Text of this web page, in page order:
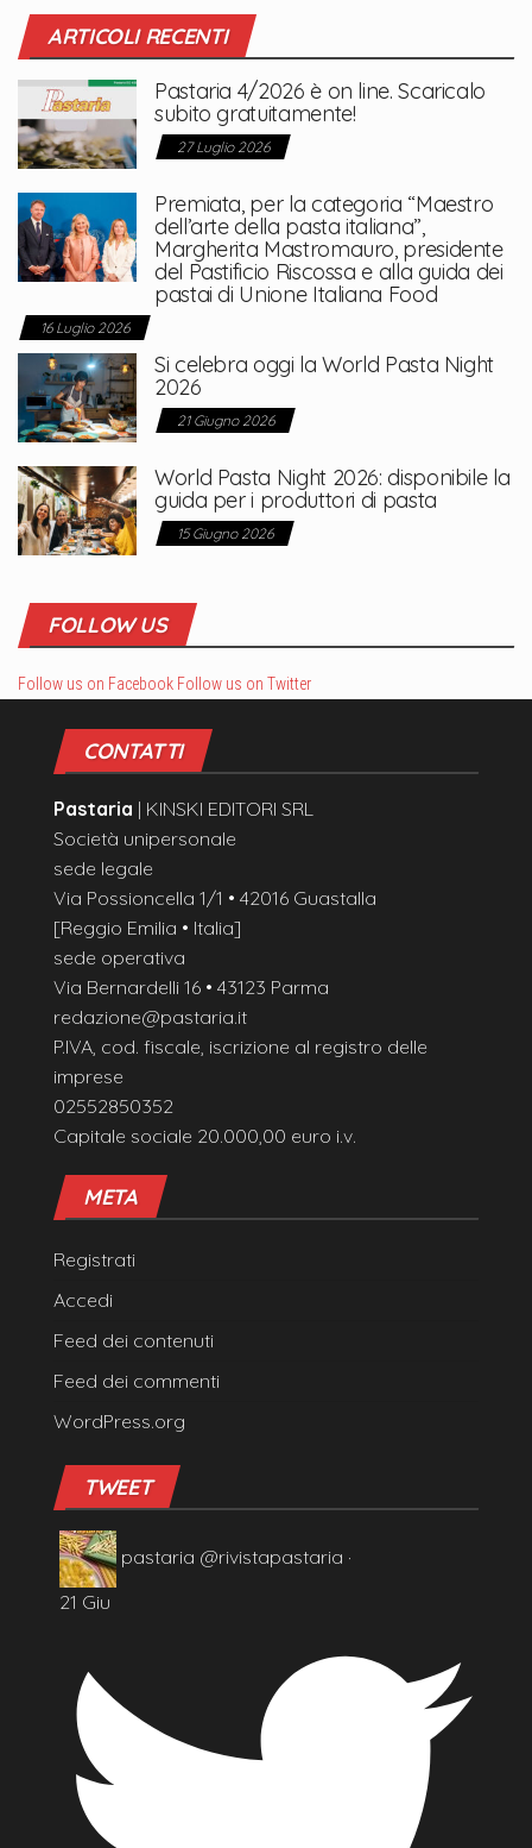
ARTICOLI RECENTI
Pastaria 4/2026 è on line. Scaricalo
subito gratuitamente!
27 Luglio 2026
Premiata, per la categoria “Maestro
dell’arte della pasta italiana”,
Margherita Mastromauro, presidente
del Pastificio Riscossa e alla guida dei
pastai di Unione Italiana Food
16 Luglio 2026
Si celebra oggi la World Pasta Night
2026
21 Giugno 2026
World Pasta Night 2026: disponibile la
guida per i produttori di pasta
15 Giugno 2026
FOLLOW US
Follow us on Facebook Follow us on Twitter
CONTATTI
Pastaria | KINSKI EDITORI SRL
Società unipersonale
sede legale
Via Possioncella 1/1 • 42016 Guastalla
[Reggio Emilia • Italia]
sede operativa
Via Bernardelli 16 • 43123 Parma
redazione@pastaria.it
P.IVA, cod. fiscale, iscrizione al registro delle
imprese
02552850352
Capitale sociale 20.000,00 euro i.v.
META
Registrati
Accedi
Feed dei contenuti
Feed dei commenti
WordPress.org
TWEET
pastaria @rivistapastaria ·
21 Giu